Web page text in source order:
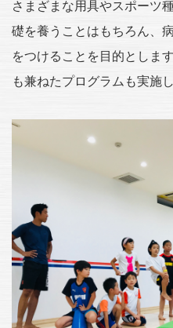
さまざまな用具やスポーツ
礎を養うことはもちろん、
をつけることを目的としま
も兼ねたプログラムも実施し